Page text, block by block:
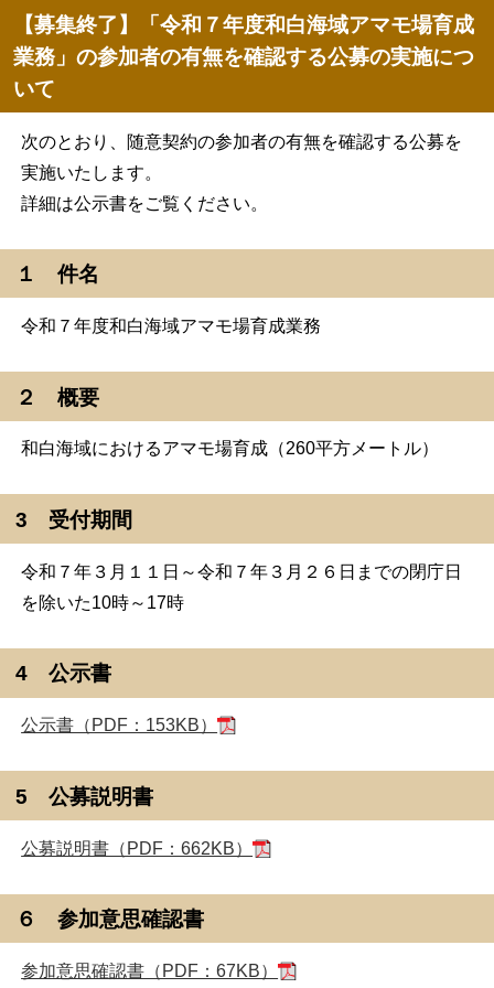
【募集終了】「令和７年度和白海域アマモ場育成
業務」の参加者の有無を確認する公募の実施につ
いて
次のとおり、随意契約の参加者の有無を確認する公募を
実施いたします。
詳細は公示書をご覧ください。
１ 件名
令和７年度和白海域アマモ場育成業務
２ 概要
和白海域におけるアマモ場育成（260平方メートル）
3 受付期間
令和７年３月１１日～令和７年３月２６日までの閉庁日
を除いた10時～17時
4 公示書
公示書（PDF：153KB）
5 公募説明書
公募説明書（PDF：662KB）
６ 参加意思確認書
参加意思確認書（PDF：67KB）